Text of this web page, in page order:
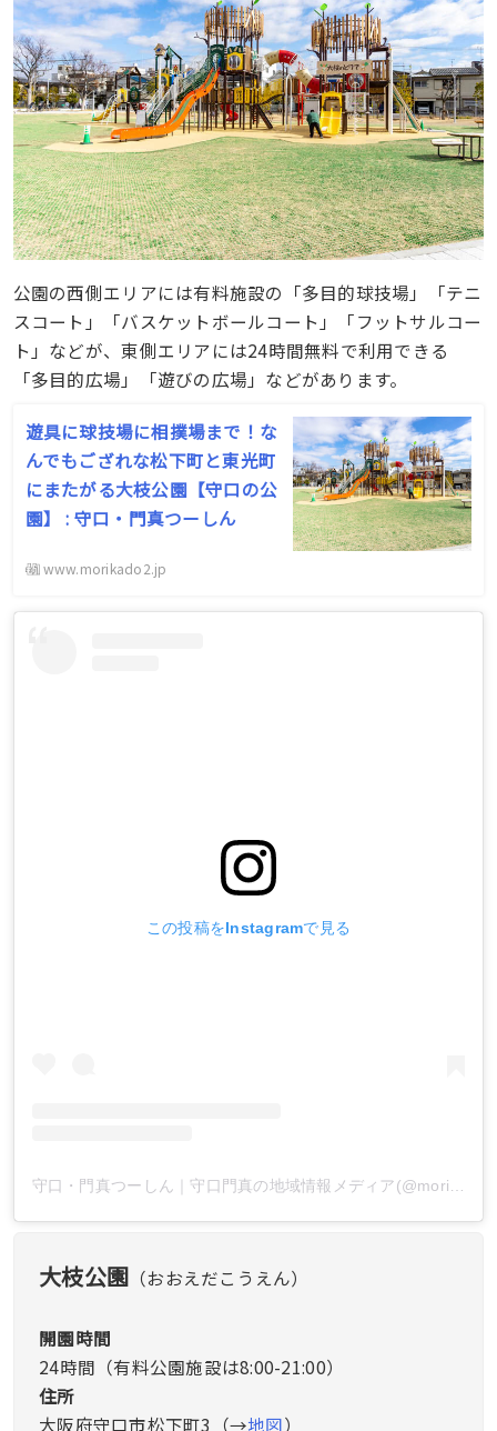
公園の西側エリアには有料施設の「多目的球技場」「テニ
スコート」「バスケットボールコート」「フットサルコー
ト」などが、東側エリアには24時間無料で利用できる
「多目的広場」「遊びの広場」などがあります。
遊具に球技場に相撲場まで！な
んでもござれな松下町と東光町
にまたがる大枝公園【守口の公
園】 : 守口・門真つーしん
www.morikado2.jp
この投稿をInstagramで見る
大枝公園 （おおえだこうえん）
開園時間
24時間（有料公園施設は8:00-21:00）
住所
大阪府守口市松下町3（→地図）